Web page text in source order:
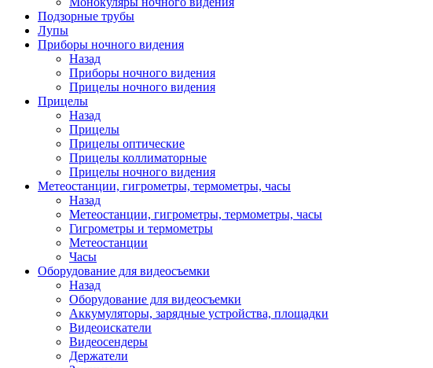
Подзорные трубы
Лупы
Приборы ночного видения
Назад
Приборы ночного видения
Прицелы ночного видения
Прицелы
Назад
Прицелы
Прицелы оптические
Прицелы коллиматорные
Прицелы ночного видения
Метеостанции, гигрометры, термометры, часы
Назад
Метеостанции, гигрометры, термометры, часы
Гигрометры и термометры
Метеостанции
Часы
Оборудование для видеосъемки
Назад
Оборудование для видеосъемки
Аккумуляторы, зарядные устройства, площадки
Видеоискатели
Видеосендеры
Держатели